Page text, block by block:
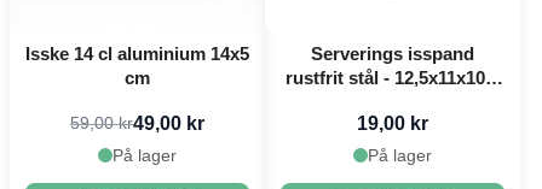
Isske 14 cl aluminium 14x5
cm
59,00 kr49,00 kr
På lager
Serverings isspand
rustfrit stål - 12,5x11x10,5
19,00 kr
På lager